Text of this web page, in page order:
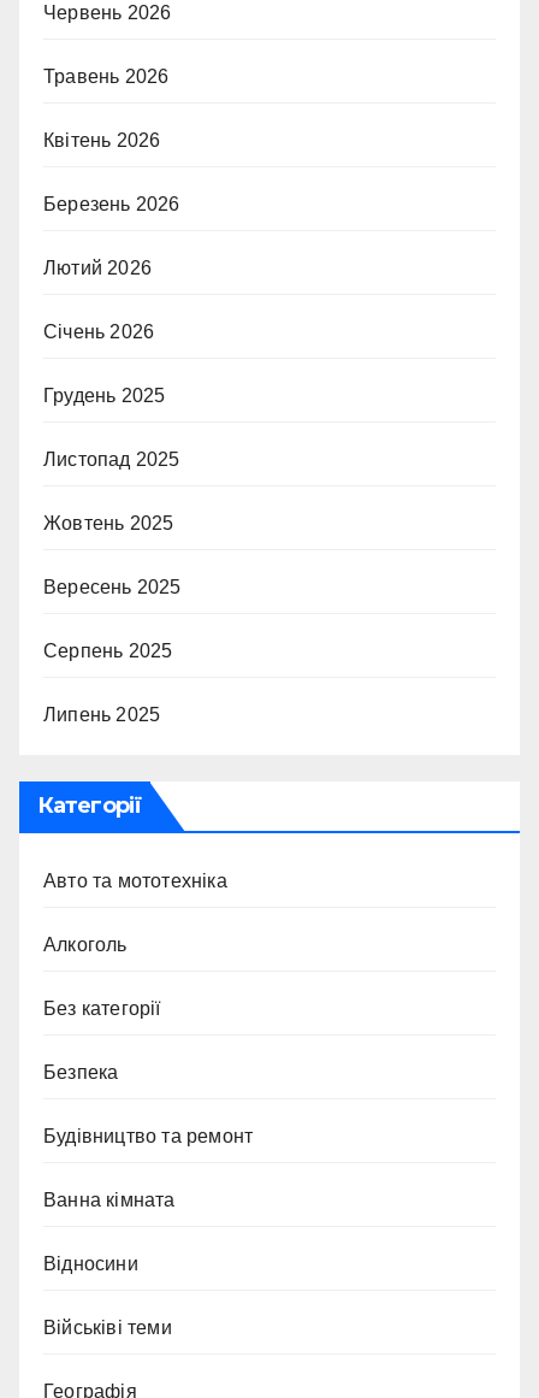
Червень 2026
Травень 2026
Квітень 2026
Березень 2026
Лютий 2026
Січень 2026
Грудень 2025
Листопад 2025
Жовтень 2025
Вересень 2025
Серпень 2025
Липень 2025
Категорії
Авто та мототехніка
Алкоголь
Без категорії
Безпека
Будівництво та ремонт
Ванна кімната
Відносини
Військіві теми
Географія